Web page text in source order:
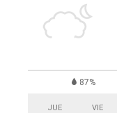
87%
JUE VIE